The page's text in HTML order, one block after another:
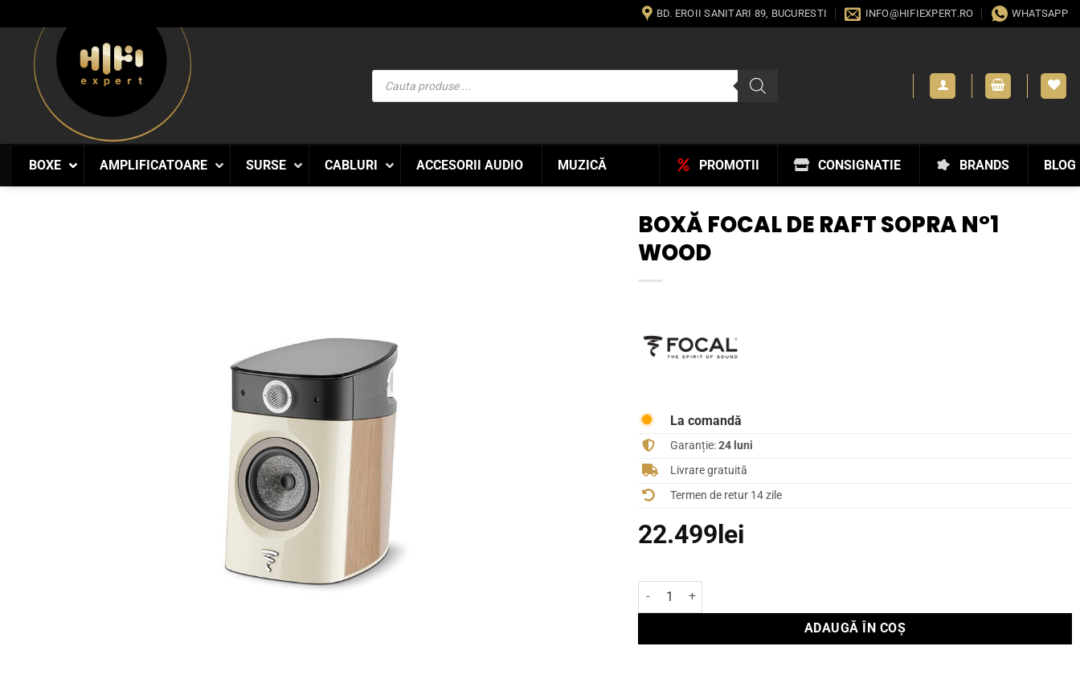
to
content
BD. EROII SANITARI 89, BUCURESTI INFO@HIFIEXPERT.RO WHATSAPP
Products
search
BOXE AMPLIFICATOARE SURSE CABLURI ACCESORII AUDIO MUZICĂ BLOG
BRANDS
CONSIGNATIE
PROMOTII
BOXĂ FOCAL DE RAFT SOPRA N°1
WOOD
La comandă
Garanție:24 luni
Livrare gratuită
Termen de retur 14 zile
22.499lei
Cantitate Boxă Focal de Raft SOPRA N°1 WOOD
ADAUGĂ ÎN COȘ